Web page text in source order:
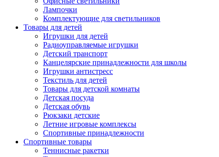
Лампочки
Комплектующие для светильников
Товары для детей
Игрушки для детей
Радиоуправляемые игрушки
Детский транспорт
Канцелярские принадлежности для школы
Игрушки антистресс
Текстиль для детей
Товары для детской комнаты
Детская посуда
Детская обувь
Рюкзаки детские
Летние игровые комплексы
Спортивные принадлежности
Спортивные товары
Теннисные ракетки